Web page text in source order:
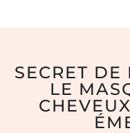
SECRET DE
LE